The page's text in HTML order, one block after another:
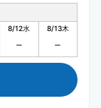
8/12水 8/13木